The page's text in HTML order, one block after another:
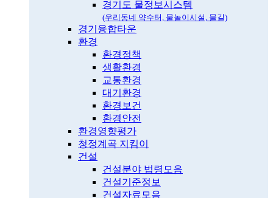
경기도 물정보시스템
(우리동네 약수터, 물놀이시설, 물길)
경기융합타운
환경
환경정책
생활환경
교통환경
대기환경
환경보건
환경안전
환경영향평가
청정계곡 지킴이
건설
건설분야 법령모음
건설기준정보
건설자료모음